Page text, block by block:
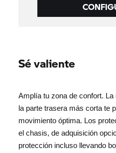
Sé valiente
Amplía tu zona de confort.
la parte trasera más corta te
movimiento óptima. Los
el chasis, de adquisición
protección incluso llevando